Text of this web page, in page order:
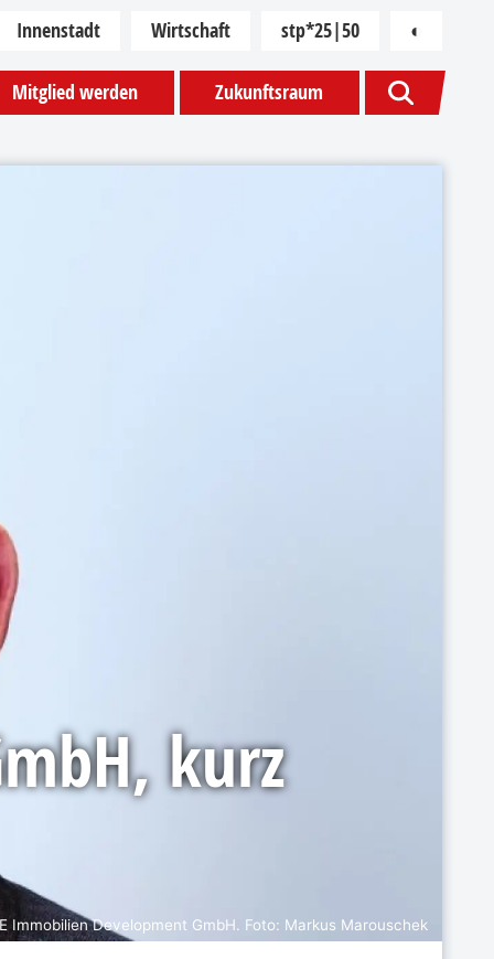
Mitglied werden Zukunftsraum
Innenstadt Wirtschaft stp*25|50 ◐
Immobilien Development GmbH. Foto: Markus Marouschek
kurz